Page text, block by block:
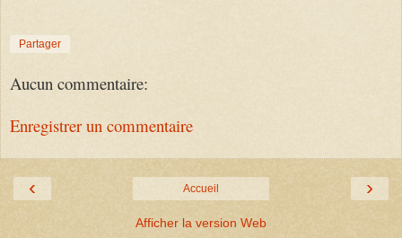
Partager
Aucun commentaire:
Enregistrer un commentaire
‹ ›
Accueil
Afficher la version Web